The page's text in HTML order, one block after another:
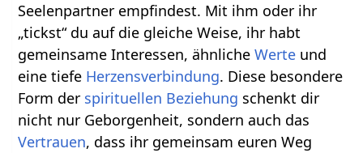
Seelenpartner empfindest. Mit ihm oder ihr
„tickst“ du auf die gleiche Weise, ihr habt
gemeinsame Interessen, ähnlicheWerte und
eine tiefe Herzensverbindung. Diese besondere
Form der spirituellen Beziehung schenkt dir
nicht nur Geborgenheit, sondern auch das
Vertrauen, dass ihr gemeinsam euren Weg